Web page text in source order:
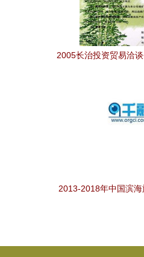
2005长治投资贸易洽
2013-2018年中国滨